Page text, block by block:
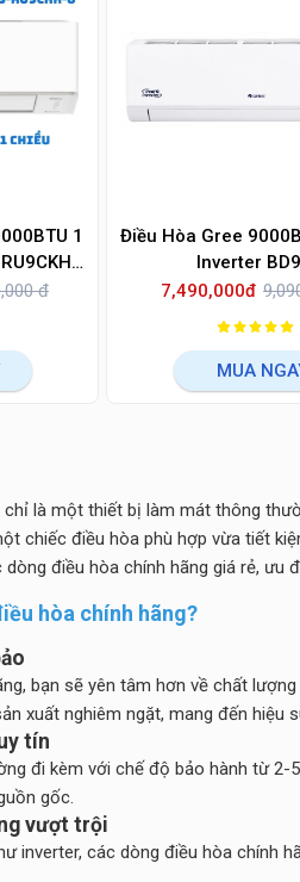
1
đ
Điều Hòa Gree
Inverter
7,490,000đ
MUA
chỉ là một thiết bị làm mát thông
chiếc điều hòa phù hợp vừa tiết
điều hòa chính hãng giá rẻ,
hòa chính hãng?
bạn sẽ yên tâm hơn về chất
xuất nghiêm ngặt, mang đến hiệu
tín
đi kèm với chế độ bảo hành từ
gốc.
vượt trội
inverter, các dòng điều hòa chính